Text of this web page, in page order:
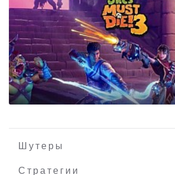
Arctic Anxiety
Шутеры
Стратегии